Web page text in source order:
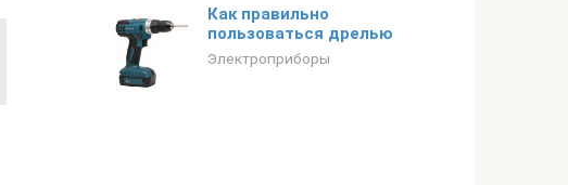
Как правильно
пользоваться дрелью
Электроприборы